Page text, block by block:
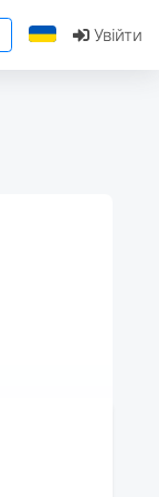
Увійти